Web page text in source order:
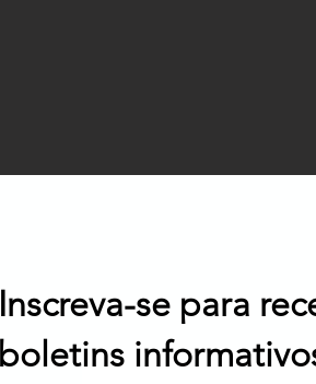
Inscreva-se para
boletins